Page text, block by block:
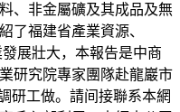
、非金屬礦及其成品及無
了福建省產業資源、
展壯大，本報告是中商
研究院專家團隊赴龍巖市
研工做。請间接聯系本網